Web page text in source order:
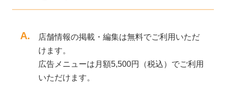
A.
店舗情報の掲載・編集は無料でご利用いただ
けます。
広告メニューは月額5,500円（税込）でご利用
いただけます。